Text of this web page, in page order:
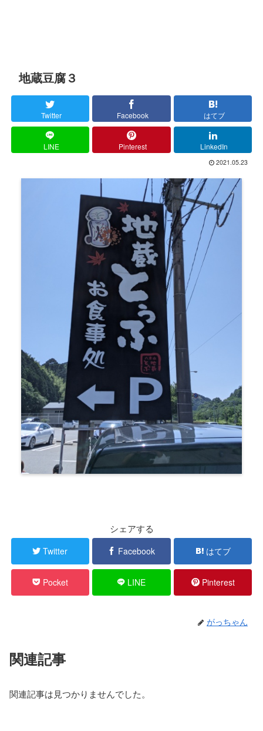
地蔵豆腐３
Twitter Facebook はてブ
LINE Pinterest LinkedIn
2021.05.23
シェアする
Twitter Facebook はてブ
Pocket LINE Pinterest
がっちゃん
関連記事
関連記事は見つかりませんでした。